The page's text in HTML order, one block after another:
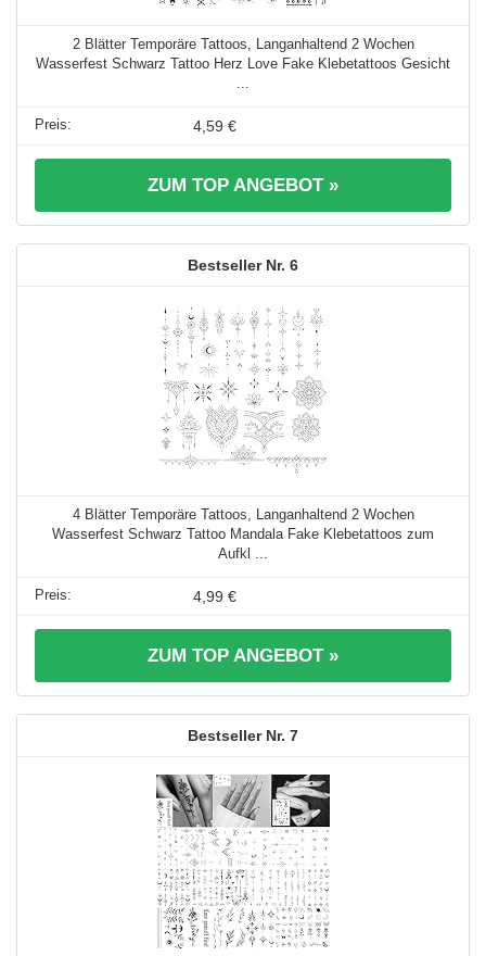
2 Blätter Temporäre Tattoos, Langanhaltend 2 Wochen
Wasserfest Schwarz Tattoo Herz Love Fake Klebetattoos Gesicht
4,59 €
ZUM TOP ANGEBOT »
6
4 Blätter Temporäre Tattoos, Langanhaltend 2 Wochen
Wasserfest Schwarz Tattoo Mandala Fake Klebetattoos zum
Aufkl ...
4,99 €
ZUM TOP ANGEBOT »
7